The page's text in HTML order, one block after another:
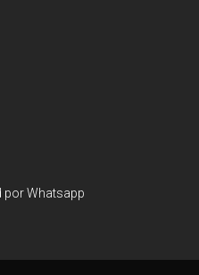
por Whatsapp